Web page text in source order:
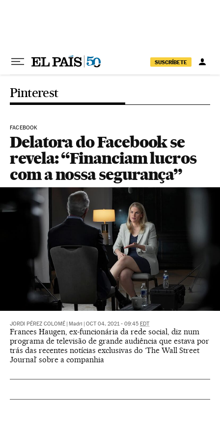
SUSCRÍBETE
Pinterest
FACEBOOK
Delatora do Facebook se
revela: “Financiam lucros
com a nossa segurança”
JORDI PÉREZ COLOMÉ Madri OCT 04, 2021 - 09:45 EDT
Frances Haugen, ex-funcionária da rede social, diz num
programa de televisão de grande audiência que estava por
trás das recentes notícias exclusivas do ‘The Wall Street
Journal’ sobre a companhia